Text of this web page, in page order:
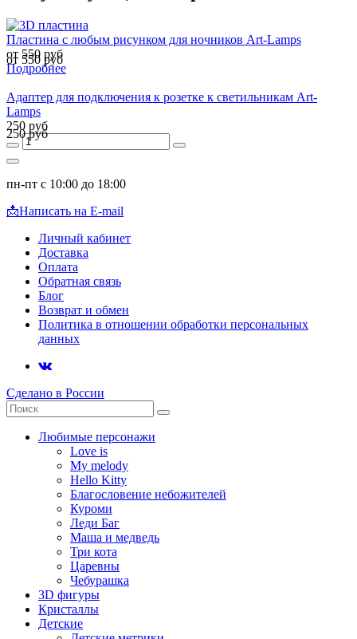
Пластина с любым рисунком для ночников Art-Lamps
от 550 руб
от 550 руб
Подробнее
Адаптер для подключения к розетке к светильникам Art-
Lamps
250 руб
250 руб
пн-пт с 10:00 до 18:00
📩Написать на E-mail
Личный кабинет
Доставка
Оплата
Обратная связь
Блог
Возврат и обмен
Политика в отношении обработки персональных
данных
Сделано в России
Любимые персонажи
Love is
My melody
Hello Kitty
Благословение небожителей
Куроми
Леди Баг
Маша и медведь
Три кота
Царевны
Чебурашка
3D фигуры
Кристаллы
Детские